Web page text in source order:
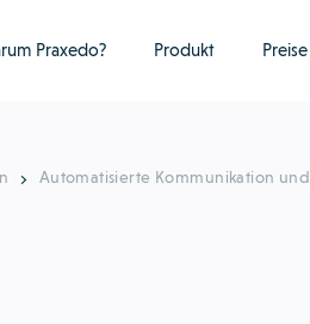
Praxedo? Produkt Preise
Automatisierte Kommunikation und